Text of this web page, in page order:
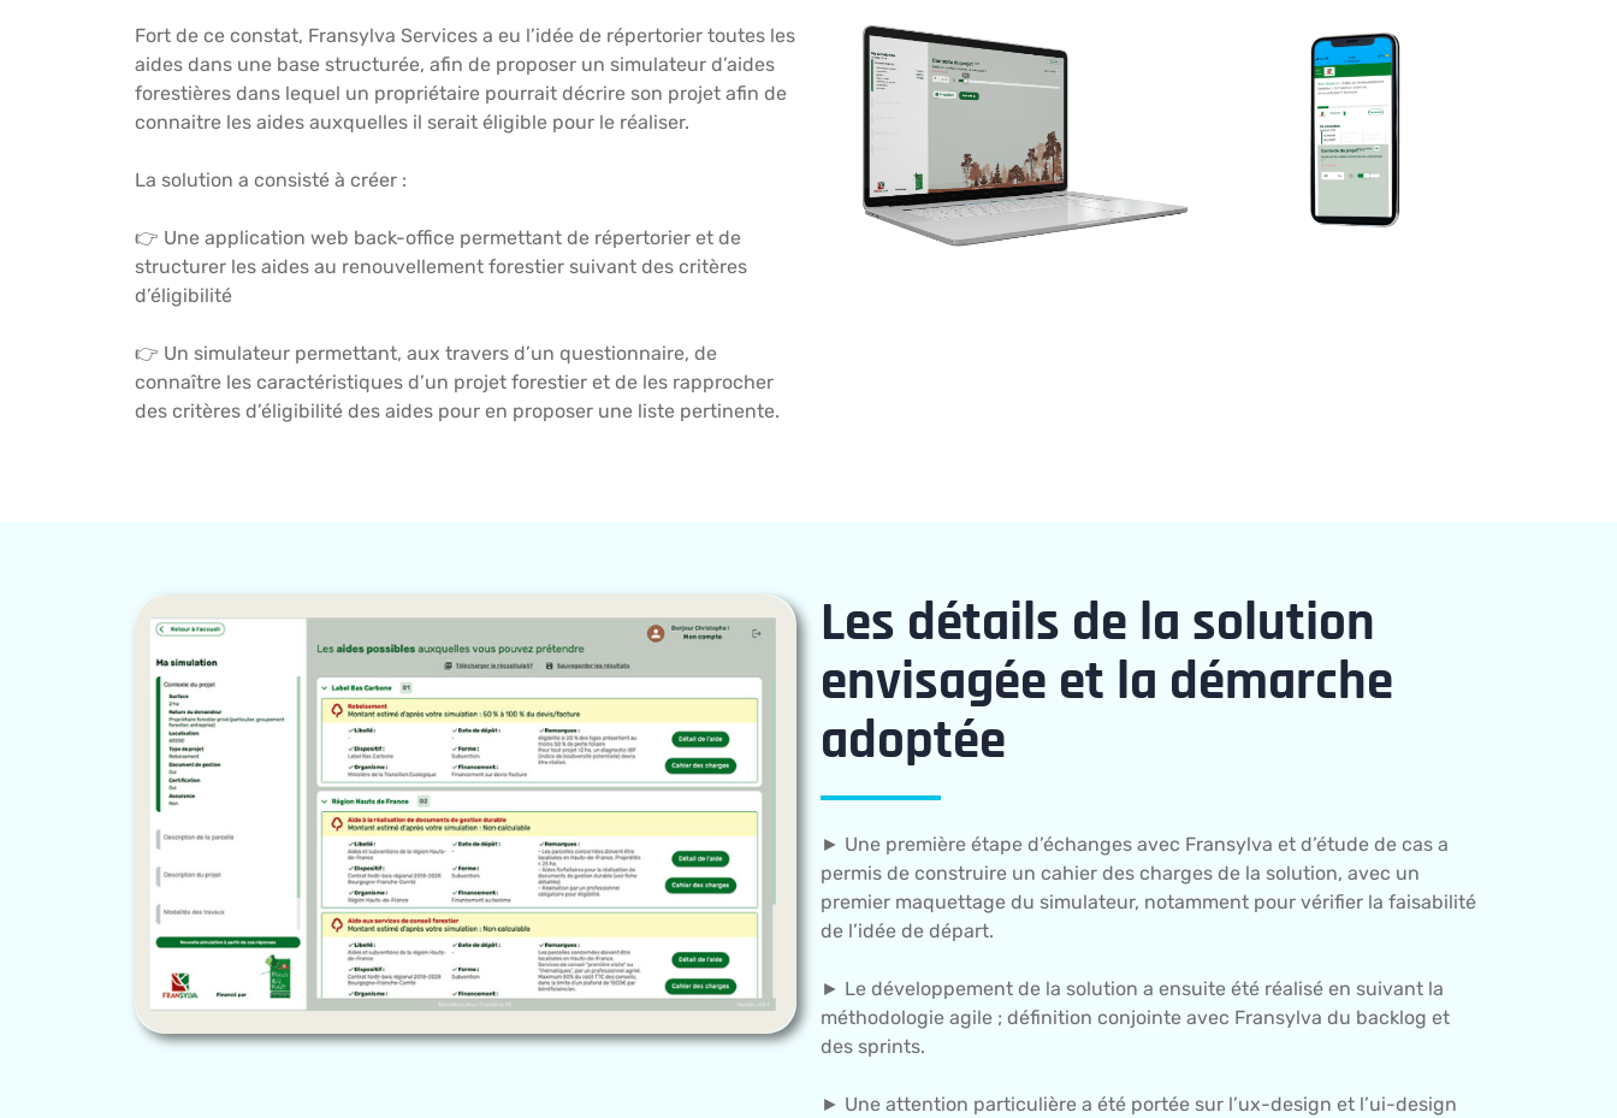
Fort de ce constat, Fransylva Services a eu l’idée de répertorier toutes les
aides dans une base structurée, afin de proposer un simulateur d’aides
forestières dans lequel un propriétaire pourrait décrire son projet afin de
connaitre les aides auxquelles il serait éligible pour le réaliser.
La solution a consisté à créer :
👉 Une application web back-office permettant de répertorier et de
structurer les aides au renouvellement forestier suivant des critères
d’éligibilité
👉 Un simulateur permettant, aux travers d’un questionnaire, de
connaître les caractéristiques d’un projet forestier et de les rapprocher
des critères d’éligibilité des aides pour en proposer une liste pertinente.
Les détails de la solution
envisagée et la démarche
adoptée
► Une première étape d’échanges avec Fransylva et d’étude de cas a
permis de construire un cahier des charges de la solution, avec un
premier maquettage du simulateur, notamment pour vérifier la faisabilité
de l’idée de départ.
► Le développement de la solution a ensuite été réalisé en suivant la
méthodologie agile ; définition conjointe avec Fransylva du backlog et
des sprints.
► Une attention particulière a été portée sur l’ux-design et l’ui-design